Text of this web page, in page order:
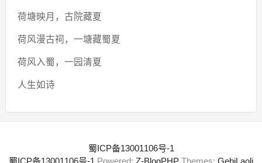
荷塘映月，古院藏夏
荷风漫古祠，一塘藏蜀夏
荷风入蜀，一园清夏
人生如诗
蜀ICP备13001106号-1
蜀ICP备13001106号-1 Powered: Z-BlogPHP Themes: GebiLaoli